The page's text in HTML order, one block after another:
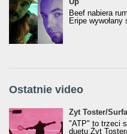
Beef nabiera
Eripe wywołany
Ostatnie video
Żyt Toster/SurfAir - ATP
Żyt Toster/
"ATP" to trzeci
duetu Żyt